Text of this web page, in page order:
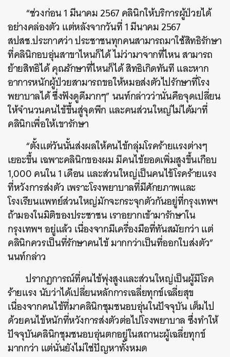
“ช่วงก่อน 1 มีนาคม 2567 คลินิกให้บริการผู้ป่วยได้
อย่างคล่องตัว แต่หลังจากวันที่ 1 มีนาคม 2567
สปสช.ประกาศว่า ประชาชนทุกคนสามารถมาใช้สิทธิรักษา
ที่คลินิกอบอุ่นสาขาไหนก็ได้ ไม่ว่ามาจากที่ไหน สามารถ
ย้ายสิทธิได้ คุณรักษาที่ไหนก็ได้ สิทธิเกิดทันที และหาก
อาการหนักผู้ป่วยสามารถขอให้หมอส่งตัวไปรักษาที่โรง
พยาบาลได้ ซึ่งฟังดูดีมากๆ” นนท์กล่าวว่านั่นคือจุดเปลี่ยน
ให้จำนวนคนไข้ขึ้นสู่จุดพีก และคนส่วนใหญ่ไม่ได้มาที่
คลินิกเพื่อให้เขารักษา
“ตั้งแต่วันนั้นส่งผลให้คนไข้กลุ่มโรคร้ายแรงต่างๆ
เยอะขึ้น เฉพาะคลินิกของผม มีคนไข้ยอดเพิ่มสูงขึ้นเกือบ
1,000 คนใน 1 เดือน และส่วนใหญ่เป็นคนไข้โรคร้ายแรง
ที่หวังการส่งตัว เพราะโรงพยาบาลที่มีศักยภาพและ
โรงเรียนแพทย์ส่วนใหญ่มักจะกระจุกตัวกันอยู่ที่กรุงเทพฯ
ถ้ามองในมิติของประชาชน เราอยากเข้ามารักษาใน
กรุงเทพฯ อยู่แล้ว เนื่องจากมีเครื่องมือที่ทันสมัยกว่า แต่
คลินิกควรเป็นที่รักษาคนไข้ มากกว่าเป็นที่ออกใบส่งตัว”
นนท์กล่าว
ปรากฏการณ์ที่คนไข้พุ่งสูงและส่วนใหญ่เป็นผู้มีโรค
ร้ายแรง นับว่าได้เปลี่ยนหลักการเฉลี่ยทุกข์เฉลี่ยสุข
เนื่องจากคนไข้ที่มาคลินิกชุมชนอบอุ่นในปัจจุบัน เต็มไป
ด้วยคนไข้หนักที่หวังการส่งตัวต่อไปโรงพยาบาล ซึ่งทำให้
ปัจจุบันคลินิกชุมชนอบอุ่นตกอยู่ในสถานะผู้เฉลี่ยทุกข์
มากกว่า แต่นั่นยังไม่ใช่ปัญหาทั้งหมด